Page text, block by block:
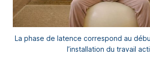
La phase de latence correspond au
l’installation du travail